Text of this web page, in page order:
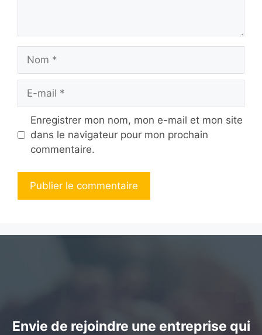
Nom
Enregistrer mon nom, mon e-mail et mon site
dans le navigateur pour mon prochain
commentaire.
Envie de rejoindre une entreprise qui